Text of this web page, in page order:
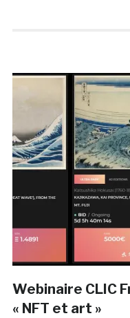
Webinaire CLIC
« NFT et art »